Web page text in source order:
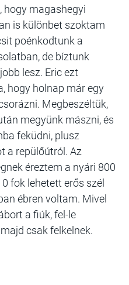
hogy magashegyi
is különbet szoktam
poénkodtunk a
de bíztunk
lesz. Eric ezt
hogy holnap már egy
Megbeszéltük,
megyünk mászni, és
feküdni, plusz
a repülőútról. Az
éreztem a nyári 800
fok lehetett erős szél
ébren voltam. Mivel
a fiúk, fel-le
csak felkelnek.